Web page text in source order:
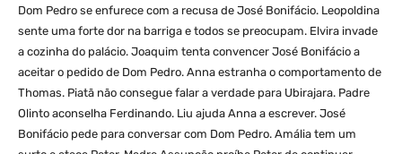
Dom Pedro se enfurece com a recusa de José Bonifácio. Leopoldina
sente uma forte dor na barriga e todos se preocupam. Elvira invade
a cozinha do palácio. Joaquim tenta convencer José Bonifácio a
aceitar o pedido de Dom Pedro. Anna estranha o comportamento de
Thomas. Piatã não consegue falar a verdade para Ubirajara. Padre
Olinto aconselha Ferdinando. Liu ajuda Anna a escrever. José
Bonifácio pede para conversar com Dom Pedro. Amália tem um